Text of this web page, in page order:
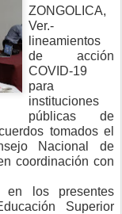
ZONGOLICA,
Ver.-
lineamientos
de acción
COVID-19
para
instituciones
públicas de
tomados el
Nacional de
coordinación con
en los presentes
Superior